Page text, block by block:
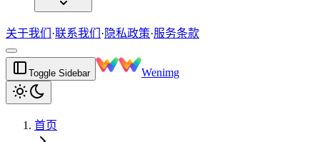
关于我们 ·联系我们 · 隐私政策·服务条款
Toggle Sidebar Wenimg
首页